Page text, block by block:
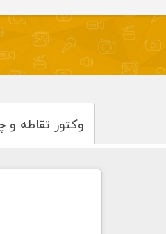
وکتور تقاطه و